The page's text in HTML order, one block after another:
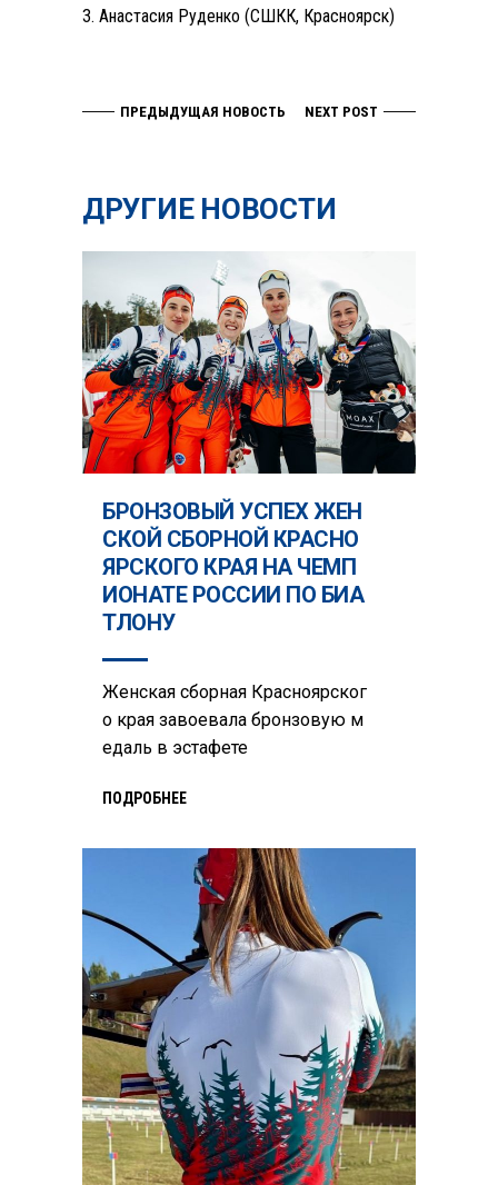
Анастасия Руденко (CШКК, Красноярск)
ПРЕДЫДУЩАЯ НОВОСТЬ NEXT POST
ДРУГИЕ НОВОСТИ
БРОНЗОВЫЙ УСПЕХ ЖЕН
СКОЙ СБОРНОЙ КРАСНО
ЯРСКОГО КРАЯ НА ЧЕМП
ИОНАТЕ РОССИИ ПО БИА
ТЛОНУ
Женская сборная Красноярског
о края завоевала бронзовую м
едаль в эстафете
ПОДРОБНЕЕ